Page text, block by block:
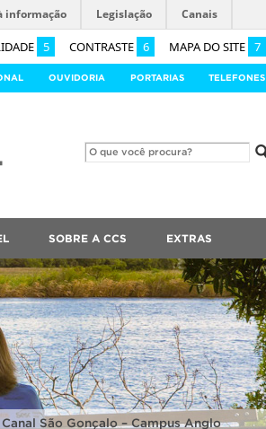
5 CONTRASTE 6 MAPA DO SITE 7
informação Legislação Canais
OUVIDORIA PORTARIAS TELEFONES
SOBRE A CCS EXTRAS
São Gonçalo – Campus Anglo